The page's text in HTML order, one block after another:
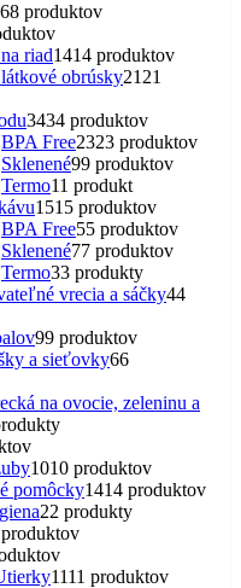
produktov
riad1414 produktov
obrúsky21 21
3434 produktov
BPA Free2323 produktov
Sklenené99 produktov
Termo11 produkt
1515 produktov
BPA Free55 produktov
Sklenené77 produktov
Termo33 produkty
vrecia a sáčky44
99 produktov
a sieťovky66
na ovocie, zeleninu a
1010 produktov
pomôcky1414 produktov
22 produkty
1111 produktov